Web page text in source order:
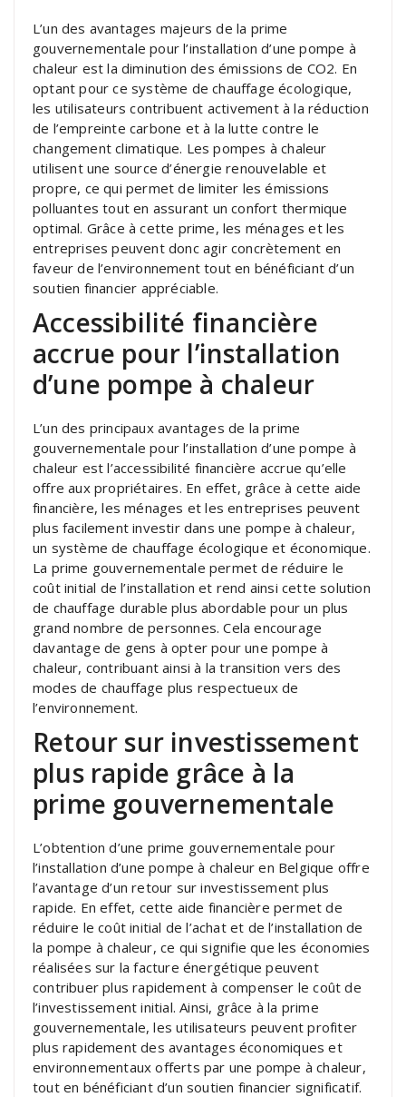
L’un des avantages majeurs de la prime
gouvernementale pour l’installation d’une pompe à
chaleur est la diminution des émissions de CO2. En
optant pour ce système de chauffage écologique,
les utilisateurs contribuent activement à la réduction
de l’empreinte carbone et à la lutte contre le
changement climatique. Les pompes à chaleur
utilisent une source d’énergie renouvelable et
propre, ce qui permet de limiter les émissions
polluantes tout en assurant un confort thermique
optimal. Grâce à cette prime, les ménages et les
entreprises peuvent donc agir concrètement en
faveur de l’environnement tout en bénéficiant d’un
soutien financier appréciable.
Accessibilité financière
accrue pour l’installation
d’une pompe à chaleur
L’un des principaux avantages de la prime
gouvernementale pour l’installation d’une pompe à
chaleur est l’accessibilité financière accrue qu’elle
offre aux propriétaires. En effet, grâce à cette aide
financière, les ménages et les entreprises peuvent
plus facilement investir dans une pompe à chaleur,
un système de chauffage écologique et économique.
La prime gouvernementale permet de réduire le
coût initial de l’installation et rend ainsi cette solution
de chauffage durable plus abordable pour un plus
grand nombre de personnes. Cela encourage
davantage de gens à opter pour une pompe à
chaleur, contribuant ainsi à la transition vers des
modes de chauffage plus respectueux de
l’environnement.
Retour sur investissement
plus rapide grâce à la
prime gouvernementale
L’obtention d’une prime gouvernementale pour
l’installation d’une pompe à chaleur en Belgique offre
l’avantage d’un retour sur investissement plus
rapide. En effet, cette aide financière permet de
réduire le coût initial de l’achat et de l’installation de
la pompe à chaleur, ce qui signifie que les économies
réalisées sur la facture énergétique peuvent
contribuer plus rapidement à compenser le coût de
l’investissement initial. Ainsi, grâce à la prime
gouvernementale, les utilisateurs peuvent profiter
plus rapidement des avantages économiques et
environnementaux offerts par une pompe à chaleur,
tout en bénéficiant d’un soutien financier significatif.